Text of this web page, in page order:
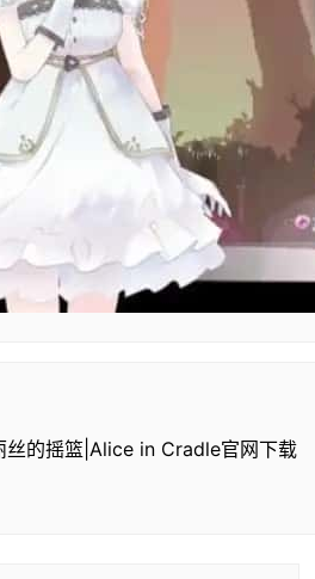
丝的摇篮|Alice in Cradle官网下载